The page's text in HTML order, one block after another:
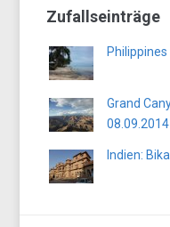
Zufallseinträge
Grand
08.09.2014
Indien: